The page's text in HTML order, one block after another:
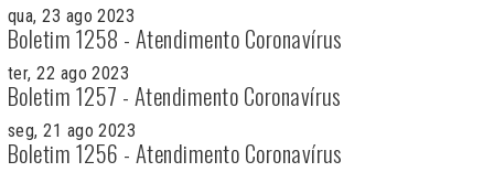
qua, 23 ago 2023
Boletim 1258 - Atendimento Coronavírus
ter, 22 ago 2023
Boletim 1257 - Atendimento Coronavírus
seg, 21 ago 2023
Boletim 1256 - Atendimento Coronavírus